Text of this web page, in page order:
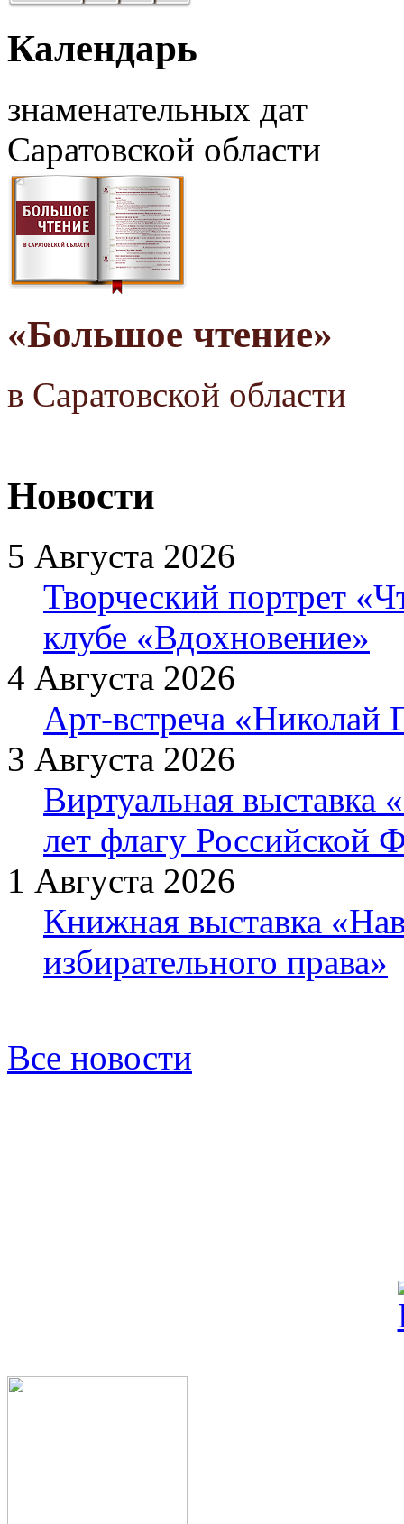
Календарь
знаменательных дат
Саратовской области
«Большое чтение»
в Саратовской области
Новости
5 Августа 2026
Творческий портрет
клубе «Вдохновение»
4 Августа 2026
Арт-встреча «Николай
3 Августа 2026
Виртуальная выставка
лет флагу Российской
1 Августа 2026
Книжная выставка
избирательного права»
Все новости